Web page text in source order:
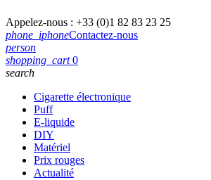
Appelez-nous : +33 (0)1 82 83 23 25
phone_iphoneContactez-nous
person
shopping_cart 0
search
Cigarette électronique
Puff
E-liquide
DIY
Matériel
Prix rouges
Actualité